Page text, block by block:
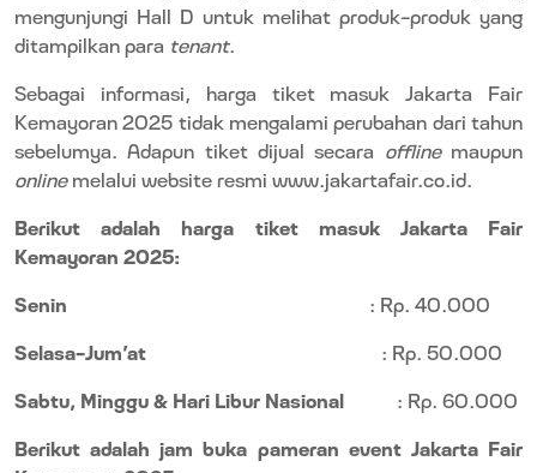
mengunjungi Hall D untuk melihat produk-produk yang
ditampilkan para tenant.
Sebagai informasi, harga tiket masuk Jakarta Fair
Kemayoran 2025 tidak mengalami perubahan dari tahun
sebelumya. Adapun tiket dijual secara offline maupun
onlinemelalui website resmi www.jakartafair.co.id.
Berikut adalah harga tiket masuk Jakarta Fair
Kemayoran 2025:
Senin
: Rp. 40.000
Selasa-Jum’at
: Rp. 50.000
Sabtu, Minggu & Hari Libur Nasional
: Rp. 60.000
Berikut adalah jam buka pameran event Jakarta Fair